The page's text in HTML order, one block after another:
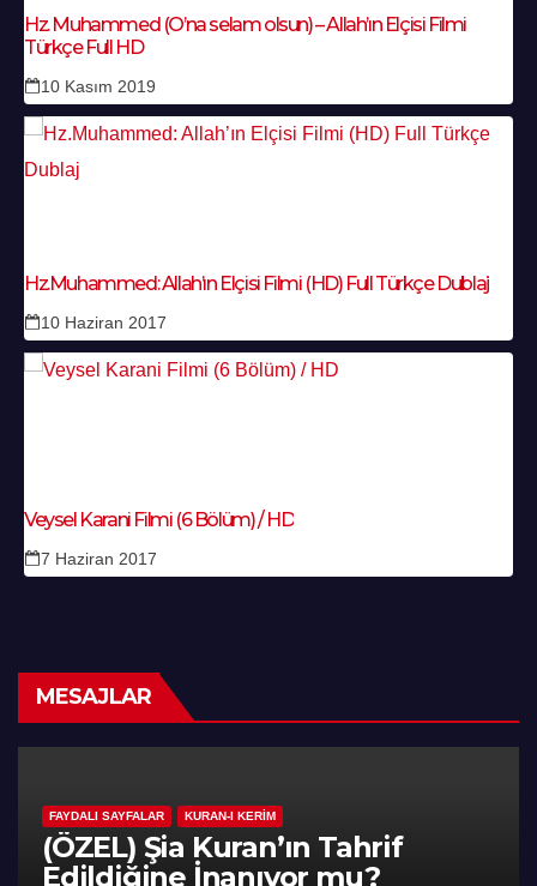
Hz. Muhammed (O’na selam olsun) – Allah’ın Elçisi Filmi
Türkçe Full HD
10 Kasım 2019
Hz.Muhammed: Allah’ın Elçisi Filmi (HD) Full Türkçe Dublaj
10 Haziran 2017
Veysel Karani Filmi (6 Bölüm) / HD
7 Haziran 2017
MESAJLAR
FAYDALI SAYFALAR KURAN-I KERIM
(ÖZEL) Şia Kuran’ın Tahrif
Edildiğine İnanıyor mu?